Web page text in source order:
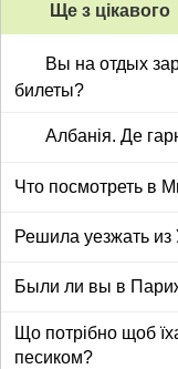
Ще з цiкавого
Вы на отдых
билеты?
Албанія. Де
Что посмотреть в
Решила уезжать из
Были ли вы в
Що потрібно щоб
песиком?